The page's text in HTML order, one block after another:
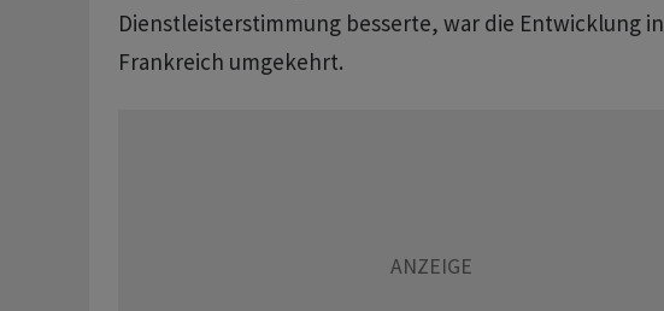
Dienstleisterstimmung besserte, war die Entwicklung in
Frankreich umgekehrt.